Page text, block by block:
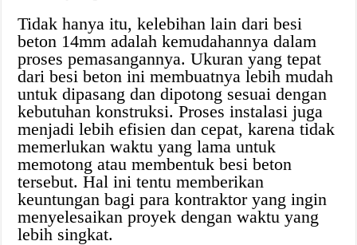
Tidak hanya itu, kelebihan lain dari besi
beton 14mm adalah kemudahannya dalam
proses pemasangannya. Ukuran yang tepat
dari besi beton ini membuatnya lebih mudah
untuk dipasang dan dipotong sesuai dengan
kebutuhan konstruksi. Proses instalasi juga
menjadi lebih efisien dan cepat, karena tidak
memerlukan waktu yang lama untuk
memotong atau membentuk besi beton
tersebut. Hal ini tentu memberikan
keuntungan bagi para kontraktor yang ingin
menyelesaikan proyek dengan waktu yang
lebih singkat.